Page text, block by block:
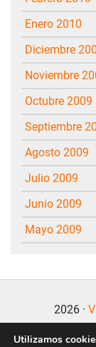
enero 2010
diciembre
noviembre
octubre 2009
septiembre
agosto 2009
julio 2009
junio 2009
mayo 2009
2026 ·
Utilizamos